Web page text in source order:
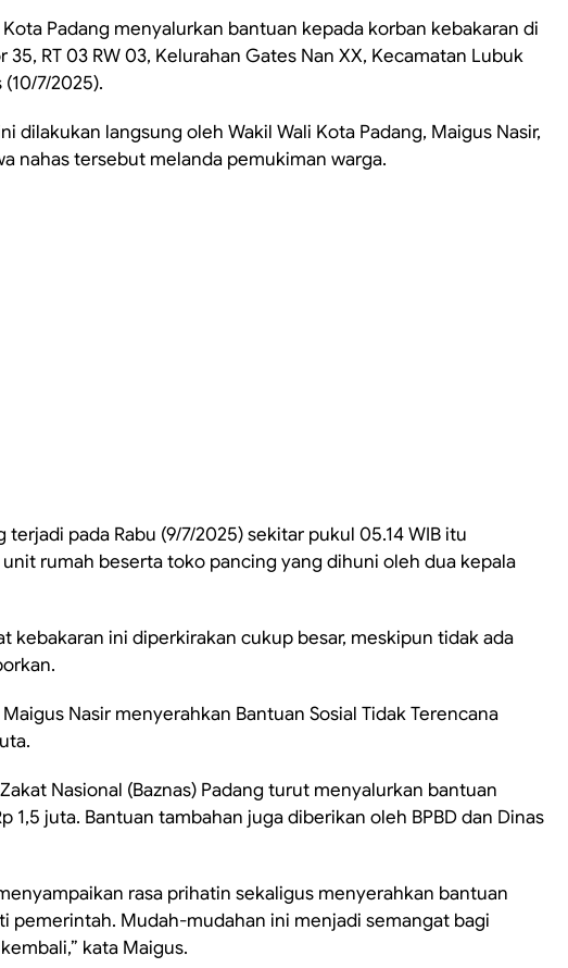
Padang menyalurkan bantuan kepada korban kebakaran di
35, RT 03 RW 03, Kelurahan Gates Nan XX, Kecamatan Lubuk
7/2025).
dilakukan langsung oleh Wakil Wali Kota Padang, Maigus Nasir,
nahas tersebut melanda pemukiman warga.
terjadi pada Rabu (9/7/2025) sekitar pukul 05.14 WIB itu
rumah beserta toko pancing yang dihuni oleh dua kepala
kebakaran ini diperkirakan cukup besar, meskipun tidak ada
Nasir menyerahkan Bantuan Sosial Tidak Terencana
Nasional (Baznas) Padang turut menyalurkan bantuan
1,5 juta. Bantuan tambahan juga diberikan oleh BPBD dan Dinas
rasa prihatin sekaligus menyerahkan bantuan
pemerintah. Mudah-mudahan ini menjadi semangat bagi
kata Maigus.